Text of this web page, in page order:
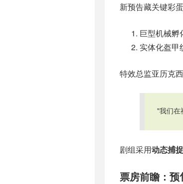
新预告藏关键彩蛋
巨型机械
实体化盔
特效总监亚历克
"我们在
剧组采用动态捕
票房前瞻：